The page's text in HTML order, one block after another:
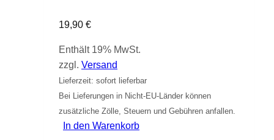
19,90 €
Enthält 19% MwSt.
zzgl. Versand
Lieferzeit: sofort lieferbar
Bei Lieferungen in Nicht-EU-Länder können
zusätzliche Zölle, Steuern und Gebühren anfallen.
In den Warenkorb